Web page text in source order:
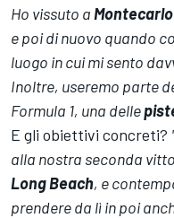
Ho vissuto aMontecarlo
e poi di nuovo quando
luogo in cui mi sento
Inoltre, useremo parte
Formula 1, una delle
E gli obiettivi concreti?
alla nostra seconda
Long Beach, e
prendere da lì in poi